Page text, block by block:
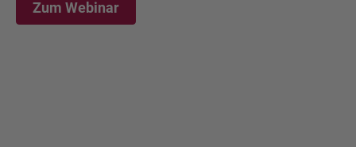
Zum Webinar